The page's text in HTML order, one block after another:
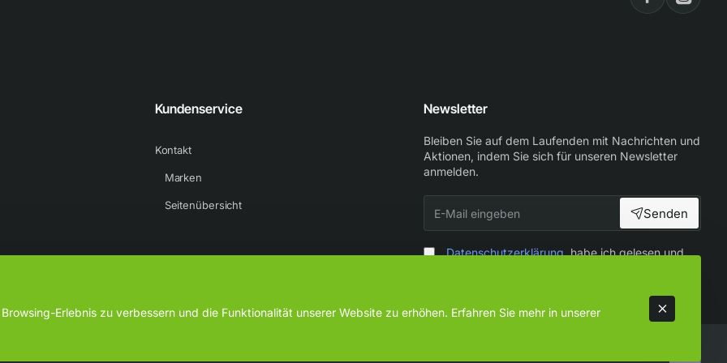
Erlebnis zu verbessern und die Funktionalität unserer Website zu erhöhen. Erfahren Sie mehr in unserer
Kundenservice
Kontakt
Marken
Seitenübersicht
Newsletter
Bleiben Sie auf dem Laufenden mit Nachrichten und
Aktionen, indem Sie sich für unseren Newsletter
anmelden.
Mail
Senden
Datenschutzerklärung habe ich gelesen und